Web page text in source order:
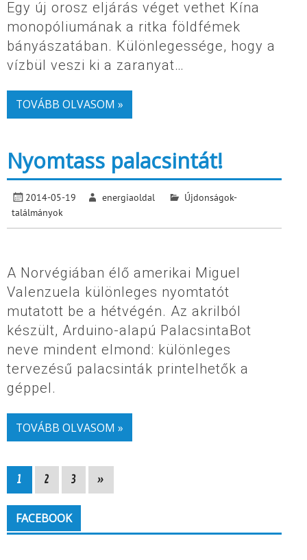
Egy új orosz eljárás véget vethet Kína
monopóliumának a ritka földfémek
bányászatában. Különlegessége, hogy a
vízbül veszi ki a zaranyat…
TOVÁBB OLVASOM »
Nyomtass palacsintát!
2014-05-19 energiaoldal
Újdonságok-
találmányok
A Norvégiában élő amerikai Miguel
Valenzuela különleges nyomtatót
mutatott be a hétvégén. Az akrilból
készült, Arduino-alapú PalacsintaBot
neve mindent elmond: különleges
tervezésű palacsinták printelhetők a
géppel.
TOVÁBB OLVASOM »
1 2 3 »
FACEBOOK